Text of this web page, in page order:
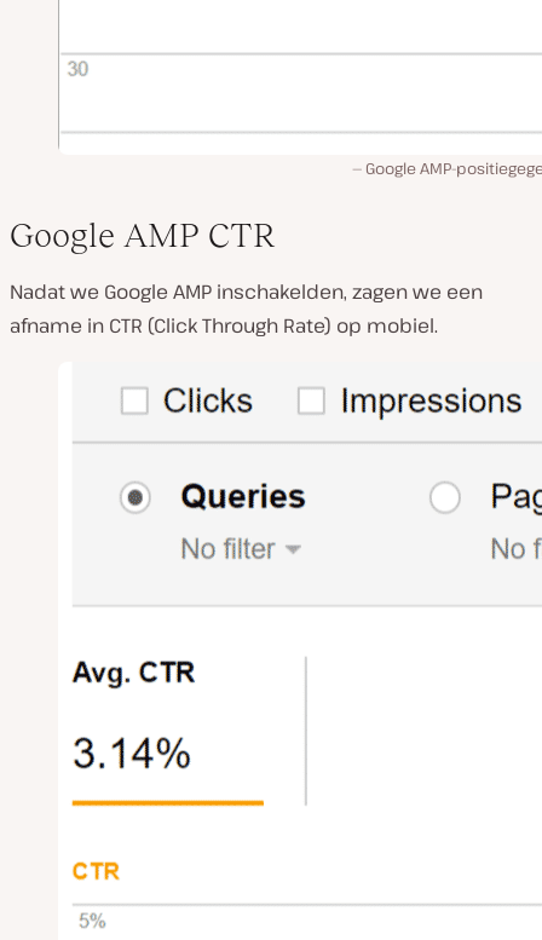
Google AMP-
Google AMP CTR
Nadat we Google AMP inschakelden, zagen we een
afname in CTR (Click Through Rate) op mobiel.